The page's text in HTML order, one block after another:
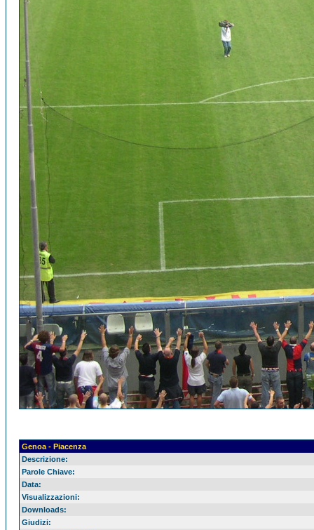
Genoa - Piacenza
Descrizione:
Parole Chiave:
Data:
Visualizzazioni:
Downloads:
Giudizi: